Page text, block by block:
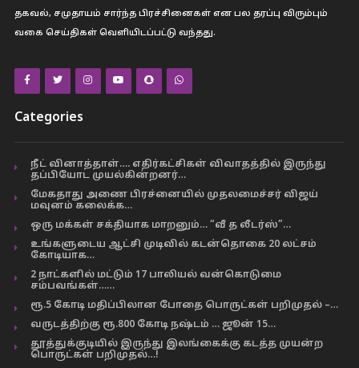
தகவல், சமுதாயம் சார்ந்த பிரச்சினைகள் என பல தரப்பு விரும்பும்
வகை செய்திகள் வெளியிடப்பட்டு வந்தது.
Categories
நீட் வினாத்தாள்…. எதிர்கட்சிகள் விவாதத்தில் இருந்து
தப்பியோட முயல்கின்றனர்…
மேகதாது அணை பிரச்னையில் முதலமைச்சர் விஜய்
மவுனம் கலைக்க…
ஒரு மக்கள் சக்தியாக மாறனும்… “வீ த லீடர்ஸ்”…
உங்களுடைய ஆட்சி முடிவில் கடன்தொகை 20 லட்சம்
கோடியாக…
2 நாட்களில் மட்டும் 17 பாலியல் வன்கொடுமை
சம்பவங்கள்……
ரூ.5 கோடி மதிப்பிலான போதை பொருட்கள் பறிமுதல் –…
வருடத்திற்கு ரூ.800 கோடி நஷ்டம் … ஜூன் 15…
தூத்துக்குடியில் இருந்து இலங்கைக்கு கடத்த முயன்ற
பொருட்கள் பறிமுதல்…!